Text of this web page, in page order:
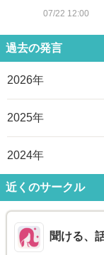
07/22 12:00
過去の発言
2026年
2025年
2024年
近くのサークル
聞ける、